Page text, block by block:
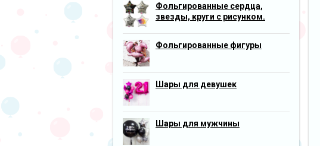
Фольгированные сердца,
звезды, круги с рисунком.
Фольгированные фигуры
Шары для девушек
Шары для мужчины